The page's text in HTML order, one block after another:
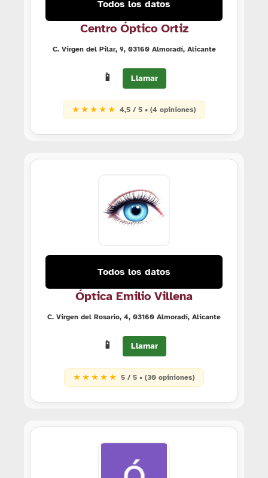
Todos los datos
Centro Óptico Ortiz
C. Virgen del Pilar, 9, 03160 Almoradí, Alicante
📱 Llamar
★ ★ ★ ★ ★ 4,5 / 5 • (4 opiniones)
Todos los datos
Óptica Emilio Villena
C. Virgen del Rosario, 4, 03160 Almoradí, Alicante
📱 Llamar
★ ★ ★ ★ ★ 5 / 5 • (30 opiniones)